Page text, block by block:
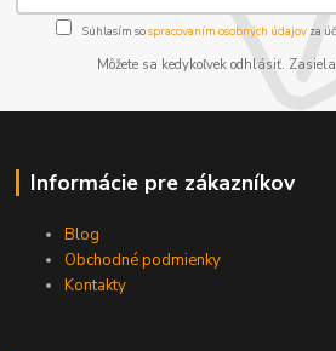
Súhlasím sospracovaním osobných údajov za
Môžete sa kedykoľvek odhlásiť.
Informácie pre zákazníkov
Blog
Obchodné podmienky
Kontakty